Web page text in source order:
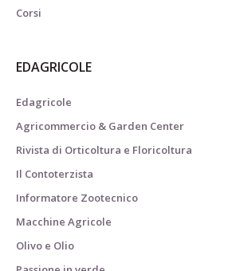
Corsi
EDAGRICOLE
Edagricole
Agricommercio & Garden Center
Rivista di Orticoltura e Floricoltura
Il Contoterzista
Informatore Zootecnico
Macchine Agricole
Olivo e Olio